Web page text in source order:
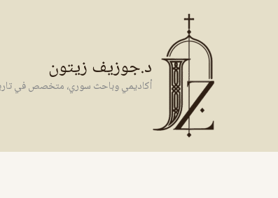
د.جوزيف زيتون
أكاديمي وباحث سوري، متخصص في